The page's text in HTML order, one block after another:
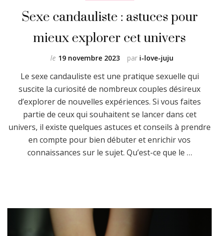
Sexe candauliste : astuces pour
mieux explorer cet univers
par i-love-juju
le 19 novembre 2023
Le sexe candauliste est une pratique sexuelle qui
suscite la curiosité de nombreux couples désireux
d’explorer de nouvelles expériences. Si vous faites
partie de ceux qui souhaitent se lancer dans cet
univers, il existe quelques astuces et conseils à prendre
en compte pour bien débuter et enrichir vos
connaissances sur le sujet. Qu’est-ce que le …